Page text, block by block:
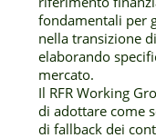
fondamentali per
nella transizione
elaborando
mercato.
Il RFR Working
di adottare come
di fallback dei